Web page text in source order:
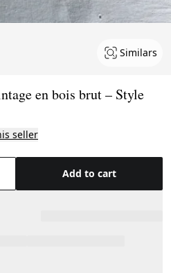
Similars
en bois brut – Style
seller
Add to cart